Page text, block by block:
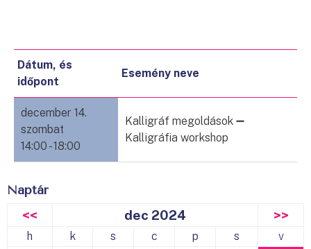
Dátum, és
időpont
Esemény neve
december 14.
szombat
14:00 - 18:00
Kalligráf megoldások ➖
Kalligráfia workshop
Naptár
<<
dec 2024 >>
h k s c p s
v